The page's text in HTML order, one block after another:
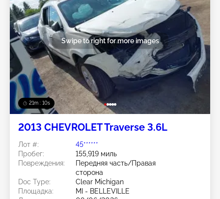
21m : 07s
Swipe to right for more images
2013 CHEVROLET Traverse 3.6L
Лот #:
45******
Пробег:
155,919 миль
Повреждения:
Передняя часть/Правая
сторона
Doc Type:
Clear Michigan
Площадка:
MI - BELLEVILLE